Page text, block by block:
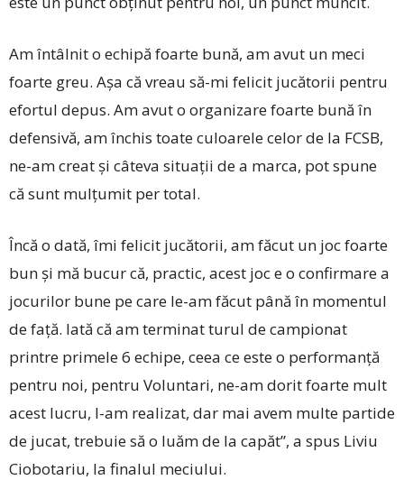
Am întâlnit o echipă foarte bună, am avut un meci
foarte greu. Așa că vreau să-mi felicit jucătorii pentru
efortul depus. Am avut o organizare foarte bună în
defensivă, am închis toate culoarele celor de la FCSB,
ne-am creat și câteva situații de a marca, pot spune
că sunt mulțumit per total.
Încă o dată, îmi felicit jucătorii, am făcut un joc foarte
bun și mă bucur că, practic, acest joc e o confirmare a
jocurilor bune pe care le-am făcut până în momentul
de față. Iată că am terminat turul de campionat
printre primele 6 echipe, ceea ce este o performanță
pentru noi, pentru Voluntari, ne-am dorit foarte mult
acest lucru, l-am realizat, dar mai avem multe partide
de jucat, trebuie să o luăm de la capăt”, a spus Liviu
Ciobotariu, la finalul meciului.